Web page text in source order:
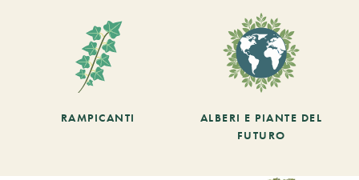
RAMPICANTI
ALBERI E PIANTE DEL
FUTURO